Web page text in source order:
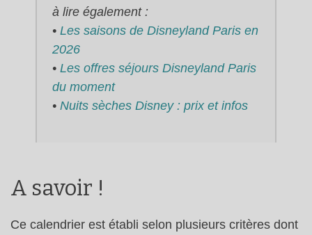
à lire également :
• Les saisons de Disneyland Paris en
2026
• Les offres séjours Disneyland Paris
du moment
• Nuits sèches Disney : prix et infos
A savoir !
Ce calendrier est établi selon plusieurs critères dont